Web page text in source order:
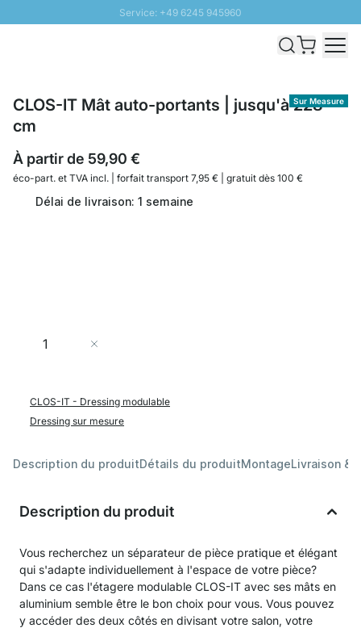
Service: +49 6245 945960
Livraison rapide - Livraison gratuite dès 100€
Sur Measure
CLOS-IT Mât auto-portants | jusqu'à 228
cm
À partir de 59,90 €
éco-part. et TVA incl. | forfait transport 7,95 € | gratuit dès 100 €
Délai de livraison: 1 semaine
Quantité
CLOS-IT - Dressing modulable
Dressing sur mesure
Description du produitDétails du produitMontageLivraison &
Description du produit
Vous recherchez un séparateur de pièce pratique et élégant
qui s'adapte individuellement à l'espace de votre pièce?
Dans ce cas l'étagere modulable CLOS-IT avec ses mâts en
aluminium semble être le bon choix pour vous. Vous pouvez
y accéder des deux côtés en divisant votre salon, votre